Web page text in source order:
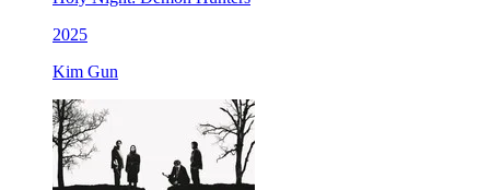
2025
Kim Gun